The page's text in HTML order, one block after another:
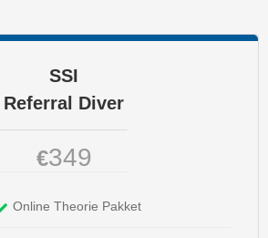
SSI
Referral Diver
€349
Online Theorie Pakket